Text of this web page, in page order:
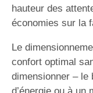
hauteur des
économies sur la
Le
confort optimal
dimensionner – le
d’énergie ou à un